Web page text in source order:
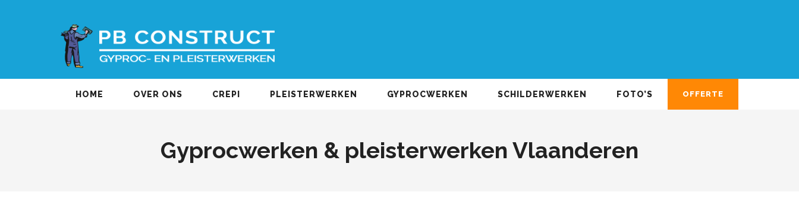
HOME OVER ONS CREPI PLEISTERWERKEN GYPROCWERKEN SCHILDERWERKEN FOTO’S OFFERTE
Gyprocwerken & pleisterwerken Vlaanderen